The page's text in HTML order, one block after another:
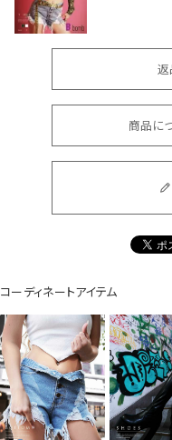
DANCE
Instagram LIVE
返
商品に
コーディネートアイテム